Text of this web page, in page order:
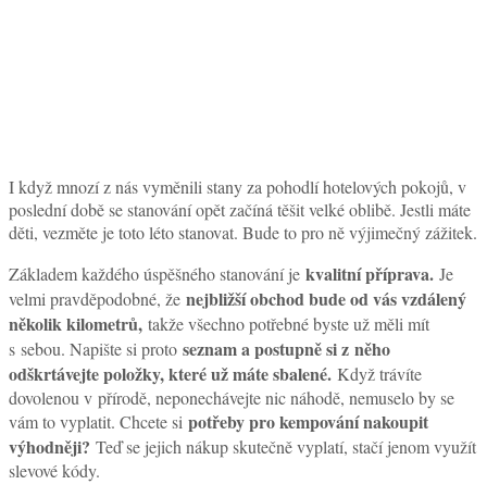
I když mnozí z nás vyměnili stany za pohodlí hotelových pokojů, v
poslední době se stanování opět začíná těšit velké oblibě. Jestli máte
děti, vezměte je toto léto stanovat. Bude to pro ně výjimečný zážitek.
Základem každého úspěšného stanování je kvalitní příprava. Je
velmi pravděpodobné, že nejbližší obchod bude od vás vzdálený
několik kilometrů, takže všechno potřebné byste už měli mít
s sebou. Napište si proto seznam a postupně si z něho
odškrtávejte položky, které už máte sbalené. Když trávíte
dovolenou v přírodě, neponechávejte nic náhodě, nemuselo by se
vám to vyplatit. Chcete si potřeby pro kempování nakoupit
výhodněji? Teď se jejich nákup skutečně vyplatí, stačí jenom využít
slevové kódy.